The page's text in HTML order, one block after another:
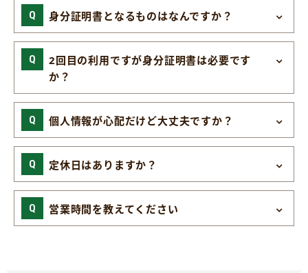
身分証明書となるものはなんですか？
2回目の利用ですが身分証明書は必要です
か？
個人情報が心配だけど大丈夫ですか？
定休日はありますか？
営業時間を教えてください